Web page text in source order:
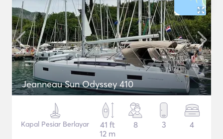
Jeanneau Sun Odyssey 410
Kapal Pesiar Berlayar
41 ft
12 m
8 3 4